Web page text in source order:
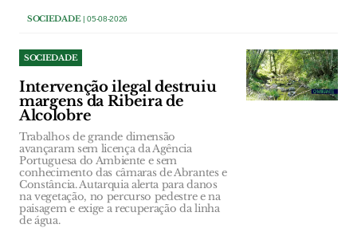
SOCIEDADE| 05-08-2026
SOCIEDADE
Intervenção ilegal destruiu
margens da Ribeira de
Alcolobre
Trabalhos de grande dimensão
avançaram sem licença da Agência
Portuguesa do Ambiente e sem
conhecimento das câmaras de Abrantes e
Constância. Autarquia alerta para danos
na vegetação, no percurso pedestre e na
paisagem e exige a recuperação da linha
de água.